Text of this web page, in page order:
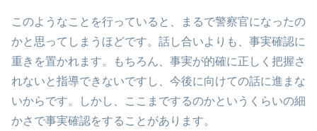
このようなことを行っていると、まるで警察官になったの
かと思ってしまうほどです。話し合いよりも、事実確認に
重きを置かれます。もちろん、事実が的確に正しく把握さ
れないと指導できないですし、今後に向けての話に進まな
いからです。しかし、ここまでするのかというくらいの細
かさで事実確認をすることがあります。